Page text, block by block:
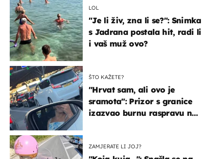
LOL
"Je li živ, zna li se?": Snimka
s Jadrana postala hit, radi li
i vaš muž ovo?
ŠTO KAŽETE?
"Hrvat sam, ali ovo je
sramota": Prizor s granice
izazvao burnu raspravu na
ZAMJERATE LI JOJ?